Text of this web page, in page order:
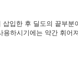
입한 후 딜도의 끝부
하시기에는 약간 휘어